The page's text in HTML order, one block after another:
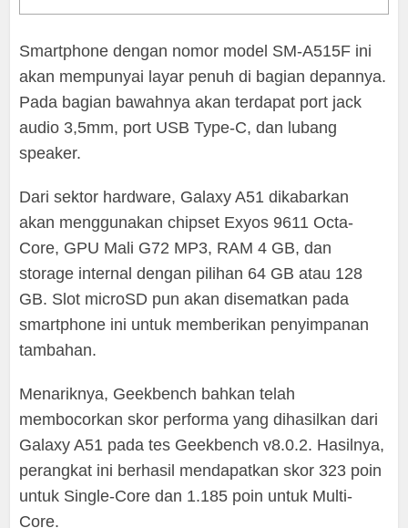
Smartphone dengan nomor model SM-A515F ini
akan mempunyai layar penuh di bagian depannya.
Pada bagian bawahnya akan terdapat port jack
audio 3,5mm, port USB Type-C, dan lubang
speaker.
Dari sektor hardware, Galaxy A51 dikabarkan
akan menggunakan chipset Exyos 9611 Octa-
Core, GPU Mali G72 MP3, RAM 4 GB, dan
storage internal dengan pilihan 64 GB atau 128
GB. Slot microSD pun akan disematkan pada
smartphone ini untuk memberikan penyimpanan
tambahan.
Menariknya, Geekbench bahkan telah
membocorkan skor performa yang dihasilkan dari
Galaxy A51 pada tes Geekbench v8.0.2. Hasilnya,
perangkat ini berhasil mendapatkan skor 323 poin
untuk Single-Core dan 1.185 poin untuk Multi-
Core.